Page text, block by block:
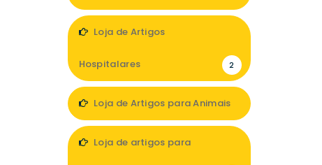
Loja de Artigos
Hospitalares 2
Loja de Artigos para Animais
Loja de artigos para